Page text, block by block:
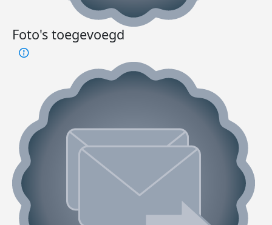
Foto's toegevoegd